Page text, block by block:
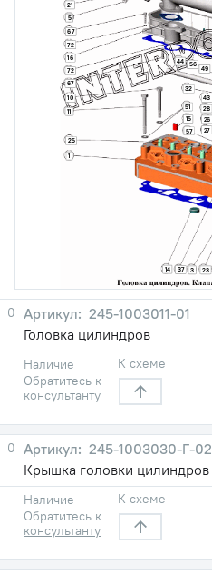
1
3
5
10
11
14
15
16
21
23
25
26
27
28
32
37
43
44
49
51
56
57
67
67
72
72
0
245-1003011-01
Головка цилиндров
Наличие
Обратитесь к
консультанту
К схеме
0
245-1003030-Г-02
Крышка головки цилиндров
Наличие
Обратитесь к
консультанту
К схеме